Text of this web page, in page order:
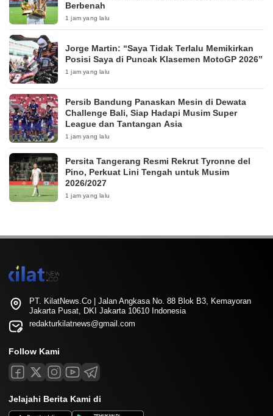
Berbenah
1 jam yang lalu
Jorge Martin: “Saya Tidak Terlalu Memikirkan
Posisi Saya di Puncak Klasemen MotoGP 2026”
1 jam yang lalu
Persib Bandung Panaskan Mesin di Dewata
Challenge Bali, Siap Hadapi Musim Super
League dan Tantangan Asia
1 jam yang lalu
Persita Tangerang Resmi Rekrut Tyronne del
Pino, Perkuat Lini Tengah untuk Musim
2026/2027
1 jam yang lalu
PT. KilatNews.Co | Jalan Angkasa No. 88 Blok B3, Kemayoran
Jakarta Pusat, DKI Jakarta 10610 Indonesia
redakturkilatnews@gmail.com
Follow Kami
Jelajahi Berita Kami di